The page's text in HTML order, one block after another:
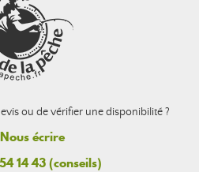
ou de vérifier une disponibilité ?
Nous écrire
14 43 (conseils)